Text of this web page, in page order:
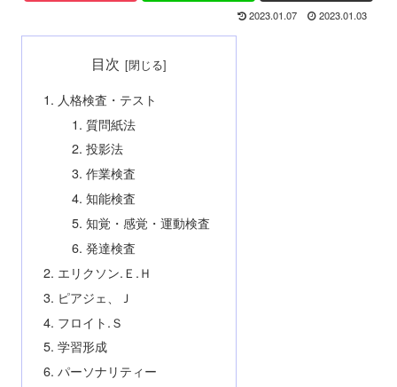
2023.01.07 2023.01.03
目次
人格検査・テスト
質問紙法
投影法
作業検査
知能検査
知覚・感覚・運動検査
発達検査
エリクソン.Ｅ.Ｈ
ピアジェ、Ｊ
フロイト.Ｓ
学習形成
パーソナリティー